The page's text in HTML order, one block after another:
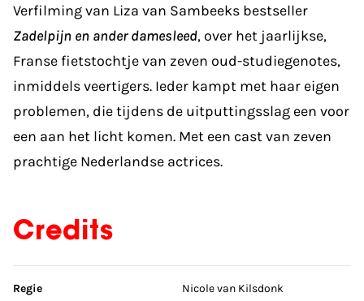
Verfilming van Liza van Sambeeks bestseller
Zadelpijn en ander damesleed, over het jaarlijkse,
Franse fietstochtje van zeven oud-studiegenotes,
inmiddels veertigers. Ieder kampt met haar eigen
problemen, die tijdens de uitputtingsslag een voor
een aan het licht komen. Met een cast van zeven
prachtige Nederlandse actrices.
Credits
Sla credits over
Regie Nicole van Kilsdonk